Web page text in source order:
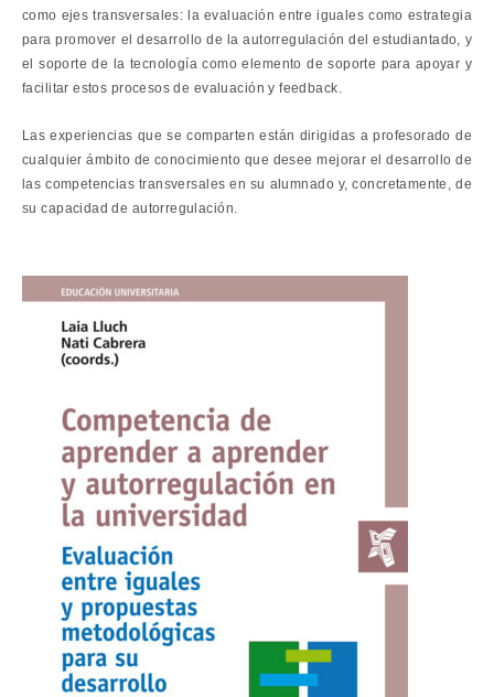
como ejes transversales: la evaluación entre iguales como estrategia
para promover el desarrollo de la autorregulación del estudiantado, y
el soporte de la tecnología como elemento de soporte para apoyar y
facilitar estos procesos de evaluación y feedback.
Las experiencias que se comparten están dirigidas a profesorado de
cualquier ámbito de conocimiento que desee mejorar el desarrollo de
las competencias transversales en su alumnado y, concretamente, de
su capacidad de autorregulación.